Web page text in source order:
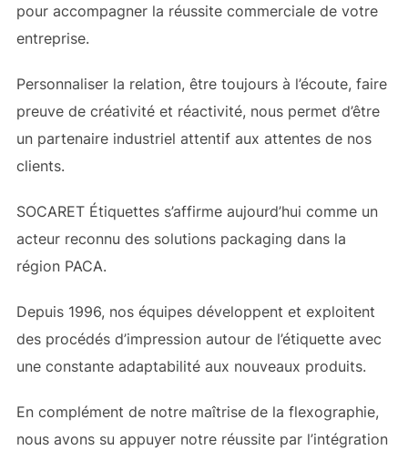
pour accompagner la réussite commerciale de votre
entreprise.
Personnaliser la relation, être toujours à l’écoute, faire
preuve de créativité et réactivité, nous permet d’être
un partenaire industriel attentif aux attentes de nos
clients.
SOCARET Étiquettes s’affirme aujourd’hui comme un
acteur reconnu des solutions packaging dans la
région PACA.
Depuis 1996, nos équipes développent et exploitent
des procédés d’impression autour de l’étiquette avec
une constante adaptabilité aux nouveaux produits.
En complément de notre maîtrise de la flexographie,
nous avons su appuyer notre réussite par l’intégration